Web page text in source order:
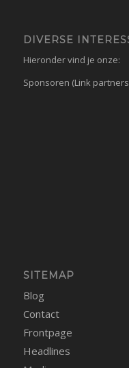
DIVERSE
Hieronder vind je onze:
Sponsoren (Link
SITEMAP
Blog
Contact
Frontpage
Headlines